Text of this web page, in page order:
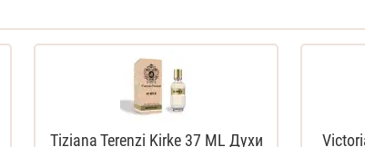
Tiziana Terenzi Kirke 37 ML Духи